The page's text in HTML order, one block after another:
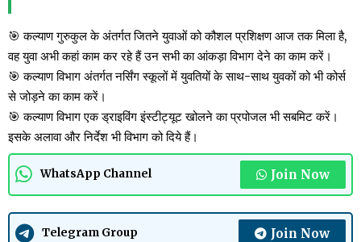
🎯 कल्याण गुरुकुल के अंतर्गत जितने युवाओं को कौशल प्रशिक्षण आज तक मिला है,
वह युवा अभी कहां काम कर रहे हैं उन सभी का आंकड़ा विभाग देने का काम करें।
🎯 कल्याण विभाग अंतर्गत नर्सिंग स्कूलों में युवतियों के साथ-साथ युवकों को भी कोर्स
से जोड़ने का काम करें।
🎯 कल्याण विभाग एक ड्राइविंग इंस्टीट्यूट खोलने का प्रपोजल भी सबमिट करें।
इसके अलावा और निर्देश भी विभाग को दिये हैं।
WhatsApp Channel Join Now
Telegram Group Join Now